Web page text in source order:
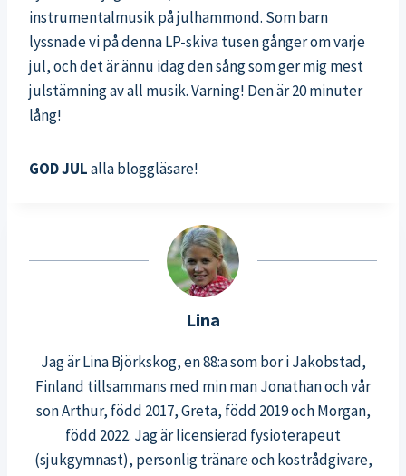
instrumentalmusik på julhammond. Som barn
lyssnade vi på denna LP-skiva tusen gånger om varje
jul, och det är ännu idag den sång som ger mig mest
julstämning av all musik. Varning! Den är 20 minuter
lång!
GOD JULalla bloggläsare!
Lina
Jag är Lina Björkskog, en 88:a som bor i Jakobstad,
Finland tillsammans med min man Jonathan och vår
son Arthur, född 2017, Greta, född 2019 och Morgan,
född 2022. Jag är licensierad fysioterapeut
(sjukgymnast), personlig tränare och kostrådgivare,